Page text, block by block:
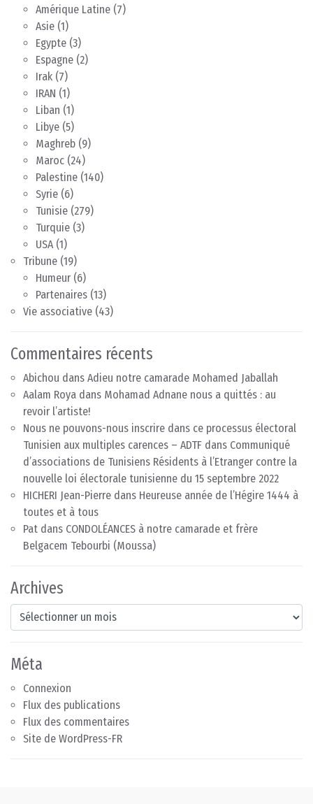
Amérique Latine (7)
Asie (1)
Egypte (3)
Espagne (2)
Irak (7)
IRAN (1)
Liban (1)
Libye (5)
Maghreb (9)
Maroc (24)
Palestine (140)
Syrie (6)
Tunisie (279)
Turquie (3)
USA(1)
Tribune (19)
Humeur (6)
Partenaires (13)
Vie associative (43)
Commentaires récents
Abichou dans Adieu notre camarade Mohamed Jaballah
Aalam Roya dans Mohamad Adnane nous a quittés : au
revoir l’artiste!
Nous ne pouvons-nous inscrire dans ce processus électoral
Tunisien aux multiples carences – ADTF dans Communiqué
d’associations de Tunisiens Résidents à l’Etranger contre la
nouvelle loi électorale tunisienne du 15 septembre 2022
HICHERI Jean-Pierre dans Heureuse année de l’Hégire 1444 à
toutes et à tous
Pat dans CONDOLÉANCES à notre camarade et frère
Belgacem Tebourbi (Moussa)
Archives
Archives
Méta
Connexion
Flux des publications
Flux des commentaires
Site de WordPress-FR